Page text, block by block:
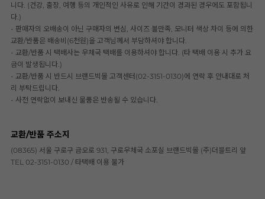
니다. (건강, 출장, 여행 등의 개인적인 사유로 인해 기간이 경과된 경우에도 포함됩니
다.)
- 판매자의 오배송이 아닌 구매자의 변심, 사이즈 불만족, 모니터 색상 차이 등에 의한
교환/반품은 배송비(6천원)을 고객님께서 부담하셔야 합니다.
- 교환/반품 시 택배사는 우체국 택배를 이용하셔야 합니다. (타 택배 이용 시 추가 요
금이 발생됩니다.)
- 교환/반품 시 반드시 브랜드빅몰 고객센터(02-3151-0130)에 연락 후 안내대로 처
리 부탁드립니다.
- 사전 연락없이 보내신 물품은 반송될 수 있습니다.
교환/반품 주소지
(08365) 서울 구로구 금오로 931, 구로우체국 소포실 브랜드빅몰 (주)더블트리 앞
TEL 02-3151-0130 / 타택배 이용 불가